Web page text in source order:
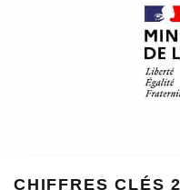
CHIFFRES CLÉS